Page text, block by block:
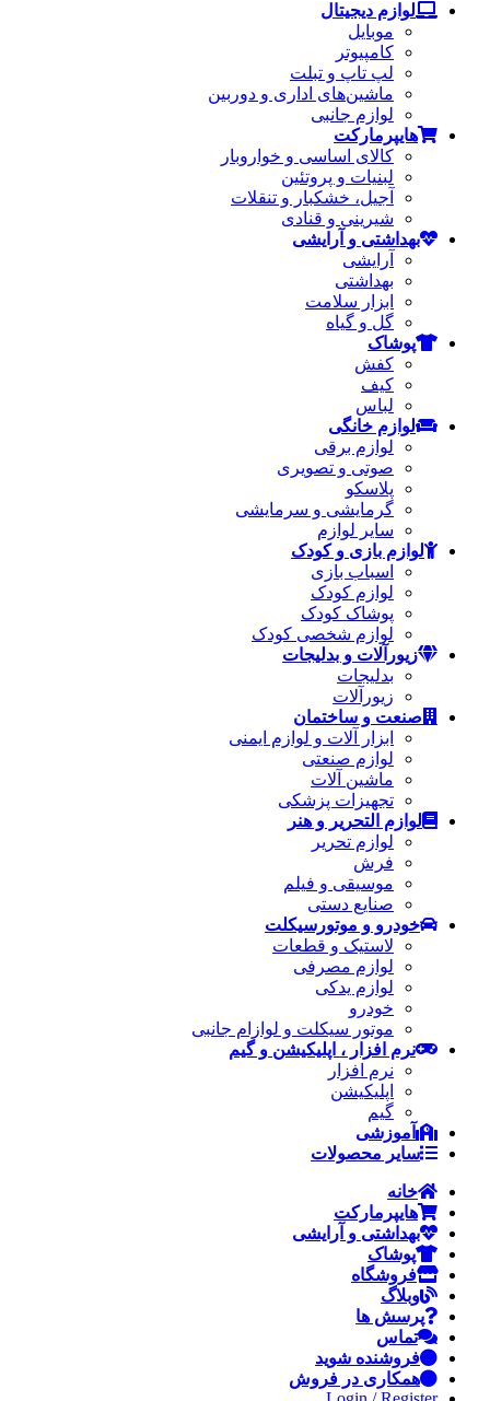
لوازم دیجیتال
موبایل
کامپیوتر
لپ تاپ و تبلت
ماشین‌های اداری و دوربین
لوازم جانبی
هایپرمارکت
کالای اساسی و خواروبار
لبنیات و پروتئین
آجیل، خشکبار و تنقلات
شیرینی و قنادی
بهداشتی و آرایشی
آرایشی
بهداشتی
ابزار سلامت
گل و گیاه
پوشاک
کفش
کیف
لباس
لوازم خانگی
لوازم برقی
صوتی و تصویری
پلاسکو
گرمایشی و سرمایشی
سایر لوازم
لوازم بازی و کودک
اسباب بازی
لوازم کودک
پوشاک کودک
لوازم شخصی کودک
زیورآلات و بدلیجات
بدلیجات
زیورآلات
صنعت و ساختمان
ابزار آلات و لوازم ایمنی
لوازم صنعتی
ماشین آلات
تجهیزات پزشکی
لوازم التحریر و هنر
لوازم تحریر
فرش
موسیقی و فیلم
صنایع دستی
خودرو و موتورسیکلت
لاستیک و قطعات
لوازم مصرفی
لوازم یدکی
خودرو
موتور سیکلت و لوازام جانبی
نرم افزار ، اپلیکیشن و گیم
نرم افزار
اپلیکیشن
گیم
آموزشی
سایر محصولات
خانه
هایپرمارکت
بهداشتی و آرایشی
پوشاک
فروشگاه
وبلاگ
پرسش ها
تماس
فروشنده شوید
همکاری در فروش